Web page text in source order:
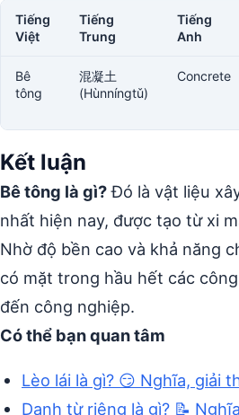
Tiếng
Việt
Tiếng
Trung
Tiếng
Anh
Bê
tông
混凝土
(Hùnníngtǔ)
Concrete
Kết luận
Bê tông là gì?Đó là vật liệu
nhất hiện nay, được tạo từ xi
Nhờ độ bền cao và khả năng
có mặt trong hầu hết các
đến công nghiệp.
Có thể bạn quan tâm
Lèo lái là gì? 😏 Nghĩa, giải
Danh từ riêng là gì? 📝